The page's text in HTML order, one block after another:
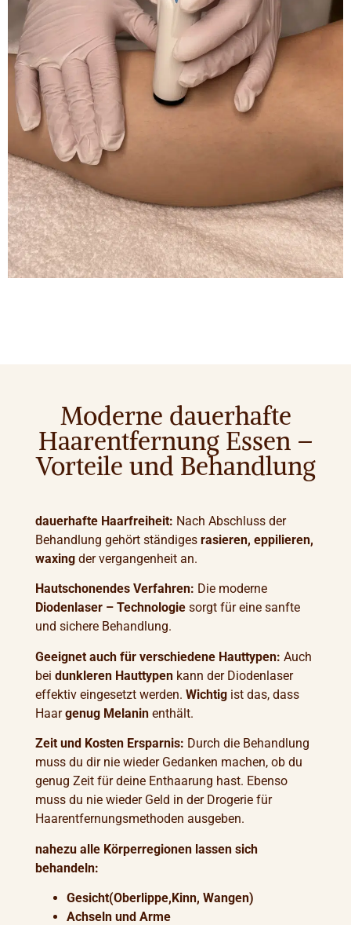
Moderne dauerhafte
Haarentfernung Essen –
Vorteile und Behandlung
dauerhafte Haarfreiheit: Nach Abschluss der
Behandlung gehört ständigesrasieren, eppilieren,
waxingder vergangenheit an.
Hautschonendes Verfahren: Die moderne
Diodenlaser – Technologiesorgt für eine sanfte
und sichere Behandlung.
Geeignet auch für verschiedene Hauttypen: Auch
bei dunkleren Hauttypenkann der Diodenlaser
effektiv eingesetzt werden. Wichtigist das, dass
Haargenug Melaninenthält.
Zeit und Kosten Ersparnis: Durch die Behandlung
muss du dir nie wieder Gedanken machen, ob du
genug Zeit für deine Enthaarung hast. Ebenso
muss du nie wieder Geld in der Drogerie für
Haarentfernungsmethoden ausgeben.
nahezu alle Körperregionen lassen sich
behandeln:
Gesicht(Oberlippe,Kinn, Wangen)
Achseln und Arme